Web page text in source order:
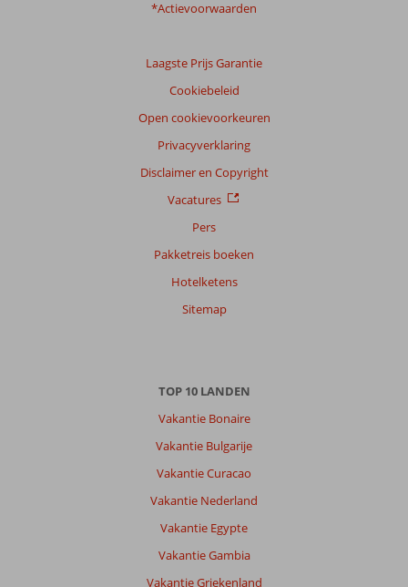
*Actievoorwaarden
Laagste Prijs Garantie
Cookiebeleid
Open cookievoorkeuren
Privacyverklaring
Disclaimer en Copyright
Vacatures
Pers
Pakketreis boeken
Hotelketens
Sitemap
TOP 10 LANDEN
Vakantie Bonaire
Vakantie Bulgarije
Vakantie Curacao
Vakantie Nederland
Vakantie Egypte
Vakantie Gambia
Vakantie Griekenland